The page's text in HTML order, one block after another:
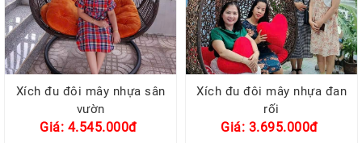
Xích đu đôi mây nhựa sân
vườn
Giá: 4.545.000đ
Xích đu đôi mây nhựa đan
rối
Giá: 3.695.000đ